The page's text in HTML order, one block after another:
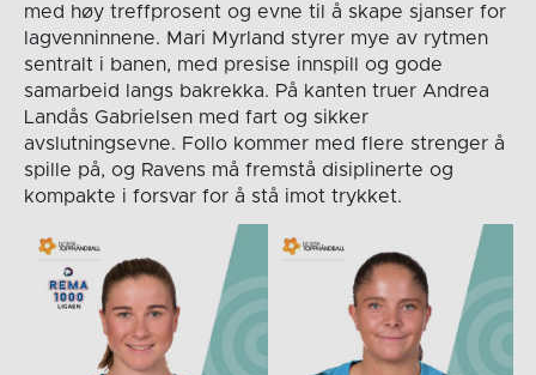
med høy treffprosent og evne til å skape sjanser for
lagvenninnene. Mari Myrland styrer mye av rytmen
sentralt i banen, med presise innspill og gode
samarbeid langs bakrekka. På kanten truer Andrea
Landås Gabrielsen med fart og sikker
avslutningsevne. Follo kommer med flere strenger å
spille på, og Ravens må fremstå disiplinerte og
kompakte i forsvar for å stå imot trykket.